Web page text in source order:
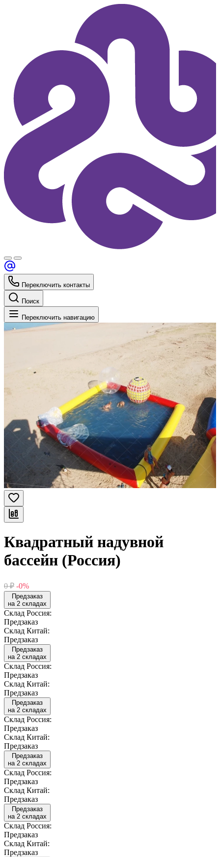
Переключить контакты
Поиск
Переключить навигацию
Квадратный надувной
бассейн (Россия)
0 ₽ -0%
Предзаказ
на 2 складах
Склад Россия:
Предзаказ
Склад Китай:
Предзаказ
Предзаказ
на 2 складах
Склад Россия:
Предзаказ
Склад Китай:
Предзаказ
Предзаказ
на 2 складах
Склад Россия:
Предзаказ
Склад Китай:
Предзаказ
Предзаказ
на 2 складах
Склад Россия:
Предзаказ
Склад Китай:
Предзаказ
Предзаказ
на 2 складах
Склад Россия:
Предзаказ
Склад Китай:
Предзаказ